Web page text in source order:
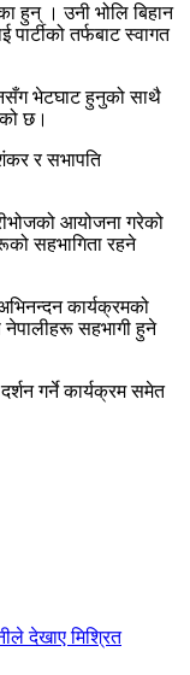
हुन् । उनी भोलि बिहान
तर्फबाट स्वागत
भेटघाट हुनुको साथै
छ।
र सभापति
आयोजना गरेको
सहभागिता रहने
कार्यक्रमको
नेपालीहरू सहभागी हुने
गर्ने कार्यक्रम समेत
देखाए मिश्रित